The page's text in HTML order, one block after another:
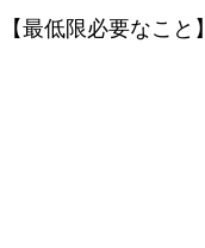
【最低限必要なこと】